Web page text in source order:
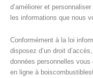
d’améliorer et
les informations que nous
Conformément à la loi
disposez d’un droit
données personnelles
en ligne à